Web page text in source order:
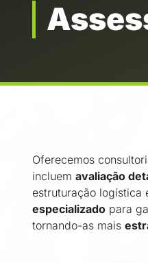
Oferecemos
incluem avaliação
estruturação logística
especializado para
tornando-as mais